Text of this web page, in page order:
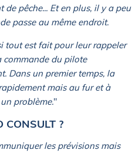
pêche... Et en plus, il y a peu
passe au même endroit.
tout est fait pour leur rappeler
commande du pilote
Dans un premier temps, la
mais au fur et à
problème."
?
les prévisions mais